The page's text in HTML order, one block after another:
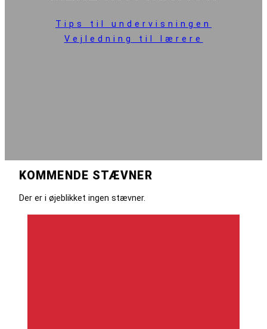
Tips til undervisningen
Vejledning til lærere
KOMMENDE STÆVNER
Der er i øjeblikket ingen stævner.